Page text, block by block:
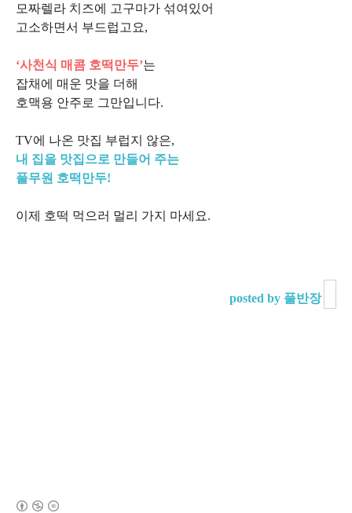
모짜렐라 치즈에 고구마가 섞여있어
고소하면서 부드럽고요,
‘사천식 매콤 호떡만두’는
잡채에 매운 맛을 더해
호맥용 안주로 그만입니다.
TV에 나온 맛집 부럽지 않은,
내 집을 맛집으로 만들어 주는
풀무원 호떡만두!
이제 호떡 먹으러 멀리 가지 마세요.
posted by 풀반장